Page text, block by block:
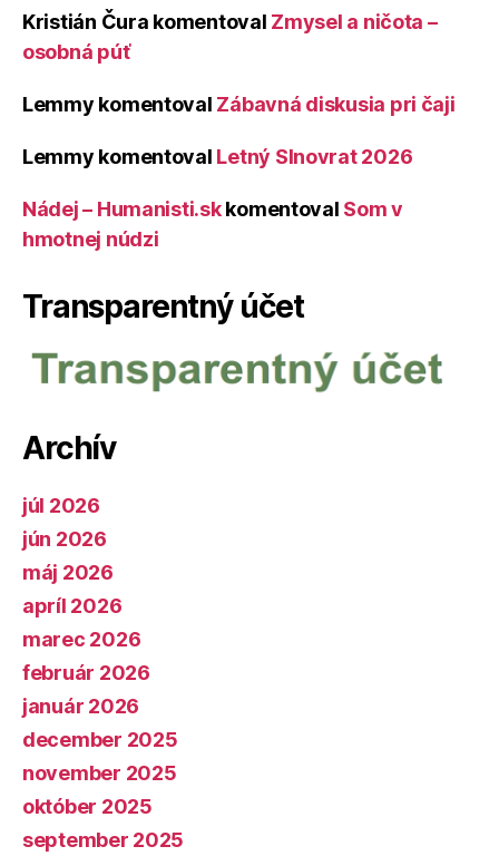
Kristián Čura komentoval Zmysel a ničota –
osobná púť
Lemmy komentoval Zábavná diskusia pri čaji
Lemmy komentoval Letný Slnovrat 2026
Nádej – Humanisti.skkomentoval Som v
hmotnej núdzi
Transparentný účet
Archív
júl 2026
jún 2026
máj 2026
apríl 2026
marec 2026
február 2026
január 2026
december 2025
november 2025
október 2025
september 2025